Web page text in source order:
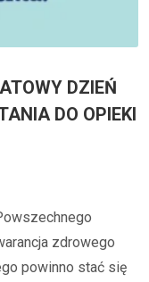
DZIEŃ
DO OPIEKI
zdrowego
powinno stać się